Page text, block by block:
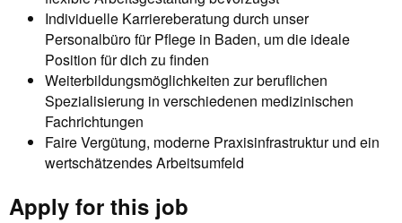
Individuelle Karriereberatung durch unser
Personalbüro für Pflege in Baden, um die ideale
Position für dich zu finden
Weiterbildungsmöglichkeiten zur beruflichen
Spezialisierung in verschiedenen medizinischen
Fachrichtungen
Faire Vergütung, moderne Praxisinfrastruktur und ein
wertschätzendes Arbeitsumfeld
Apply for this job